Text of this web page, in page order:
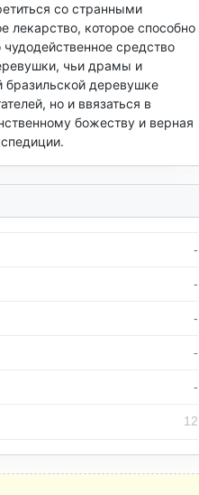
со странными
которое способно
средство
чьи драмы и
бразильской деревушке
но и ввязаться в
божеству и верная
-
-
-
-
-
12